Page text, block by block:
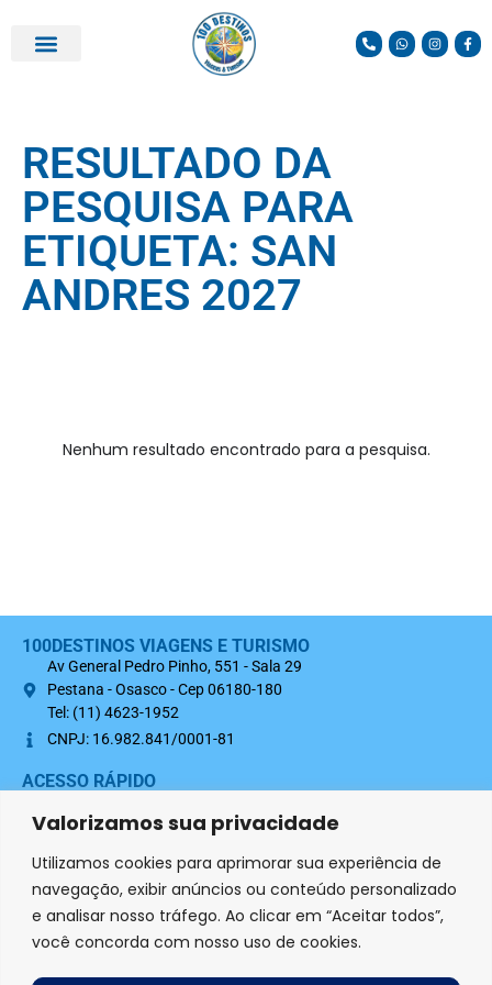
Valorizamos sua privacidade
Utilizamos cookies para aprimorar sua experiência de
navegação, exibir anúncios ou conteúdo personalizado
e analisar nosso tráfego. Ao clicar em “Aceitar todos”,
você concorda com nosso uso de cookies.
RESULTADO DA
PESQUISA PARA
ETIQUETA: SAN
ANDRES 2027
Nenhum resultado encontrado para a pesquisa.
100DESTINOS VIAGENS E TURISMO
Av General Pedro Pinho, 551 - Sala 29
Pestana - Osasco - Cep 06180-180
Tel: (11) 4623-1952
CNPJ: 16.982.841/0001-81
ACESSO RÁPIDO
SIGA-NOS NAS REDES SOCIAIS